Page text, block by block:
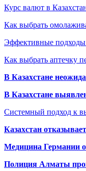
Курс валют в
Как выбрать
Эффективные подходы
Как выбрать аптечку
В Казахстане
В Казахстане
Системный подход к
Казахстан
Медицина Германии
Полиция Алматы